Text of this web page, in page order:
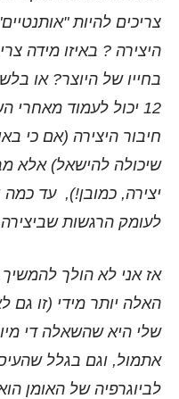
צריכים להיות
היצירה ? באיזו מידה
בחייו של היוצר? או
12 יכול לעמוד
חיבור היצירה (אם כי
שיכולה להישאל) אלא
לעומק הרגשות שביצירה
אז אני לא הולך
האלה יותר מידי (זו
שלי היא שהשאלה די
אתמול, וגם בגלל
לביוגרפיה של האומן